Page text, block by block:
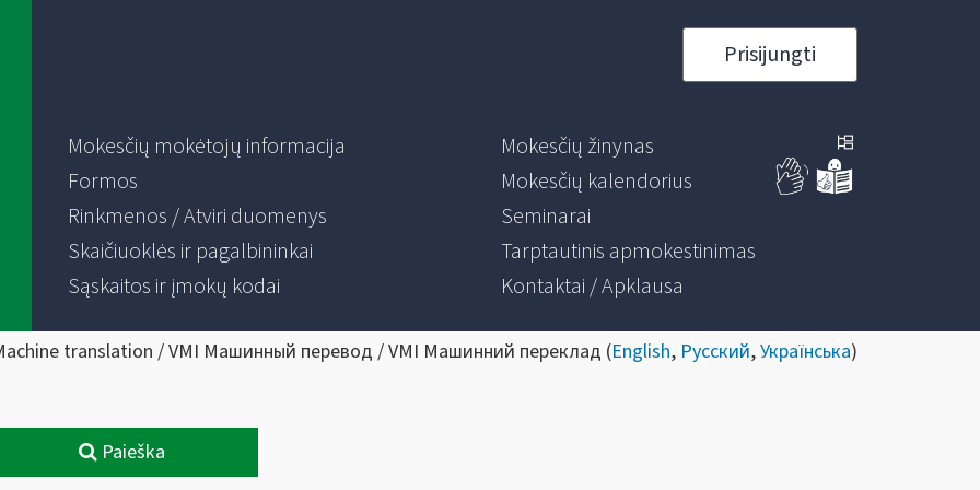
Prisijungti
Mokesčių mokėtojų informacija
Formos
Rinkmenos / Atviri duomenys
Skaičiuoklės ir pagalbininkai
Sąskaitos ir įmokų kodai
Mokesčių žinynas
Mokesčių kalendorius
Seminarai
Tarptautinis apmokestinimas
Kontaktai / Apklausa
translation / VMI Машинный перевод / VMI Машинний переклад (English, Русский,Українська)
Paieška